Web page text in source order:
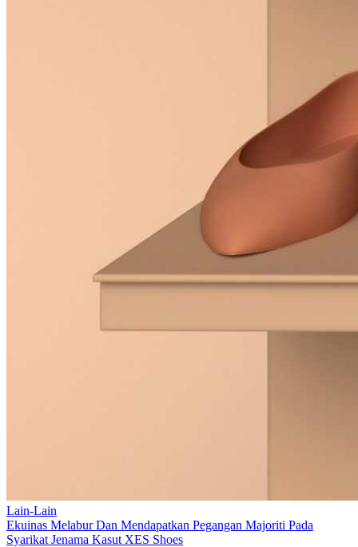
Lain-Lain
Ekuinas Melabur Dan Mendapatkan Pegangan Majoriti Pada
Syarikat Jenama Kasut XES Shoes